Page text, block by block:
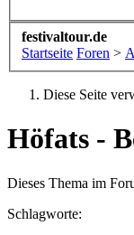
festivaltour.de
Startseite Foren >
Diese Seite
Höfats -
Dieses Thema im
Schlagworte: